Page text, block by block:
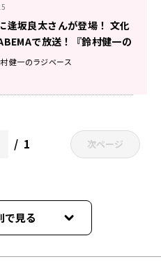
逢坂良太さんが登場！ 文化
で放送！『鈴村健一の
ス』#189
健一のラジベース
1 次ページ
で見る